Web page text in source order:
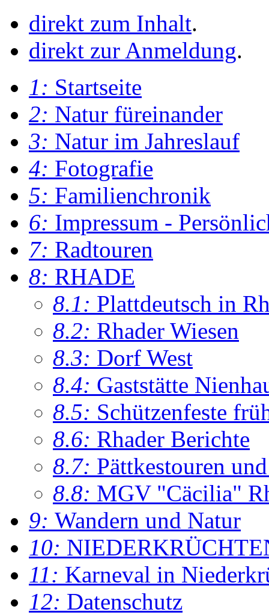
direkt zum Inhalt.
direkt zur Anmeldung.
1: Startseite
2: Natur füreinander
3: Natur im Jahreslauf
4: Fotografie
5: Familienchronik
6: Impressum -
7: Radtouren
8: RHADE
8.1: Plattdeutsch in
8.2: Rhader Wiesen
8.3: Dorf West
8.4: Gaststätte
8.5: Schützenfeste
8.6: Rhader Berichte
8.7: Pättkestouren
8.8: MGV "Cäcilia"
9: Wandern und Natur
10:
11: Karneval in
12: Datenschutz